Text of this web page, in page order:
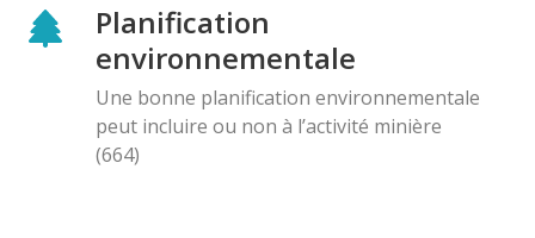
Planification
environnementale
Une bonne planification environnementale
peut incluire ou non à l’activité minière
(664)